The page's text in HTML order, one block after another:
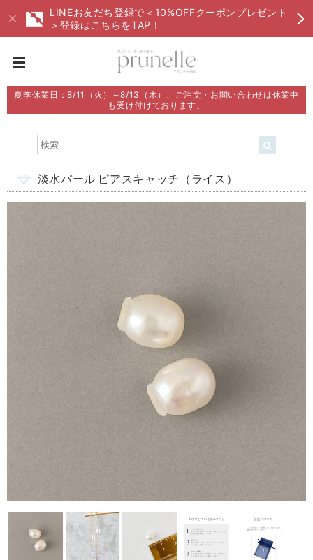
LINEお友だち登録で＜10%OFFクーポンプレゼント
＞登録はこちらをTAP！
夏季休業日：8/11（火）～8/13（木）、ご注文・お問い合わせは休業中
も受け付けております。
淡水パール ピアスキャッチ（ライス）